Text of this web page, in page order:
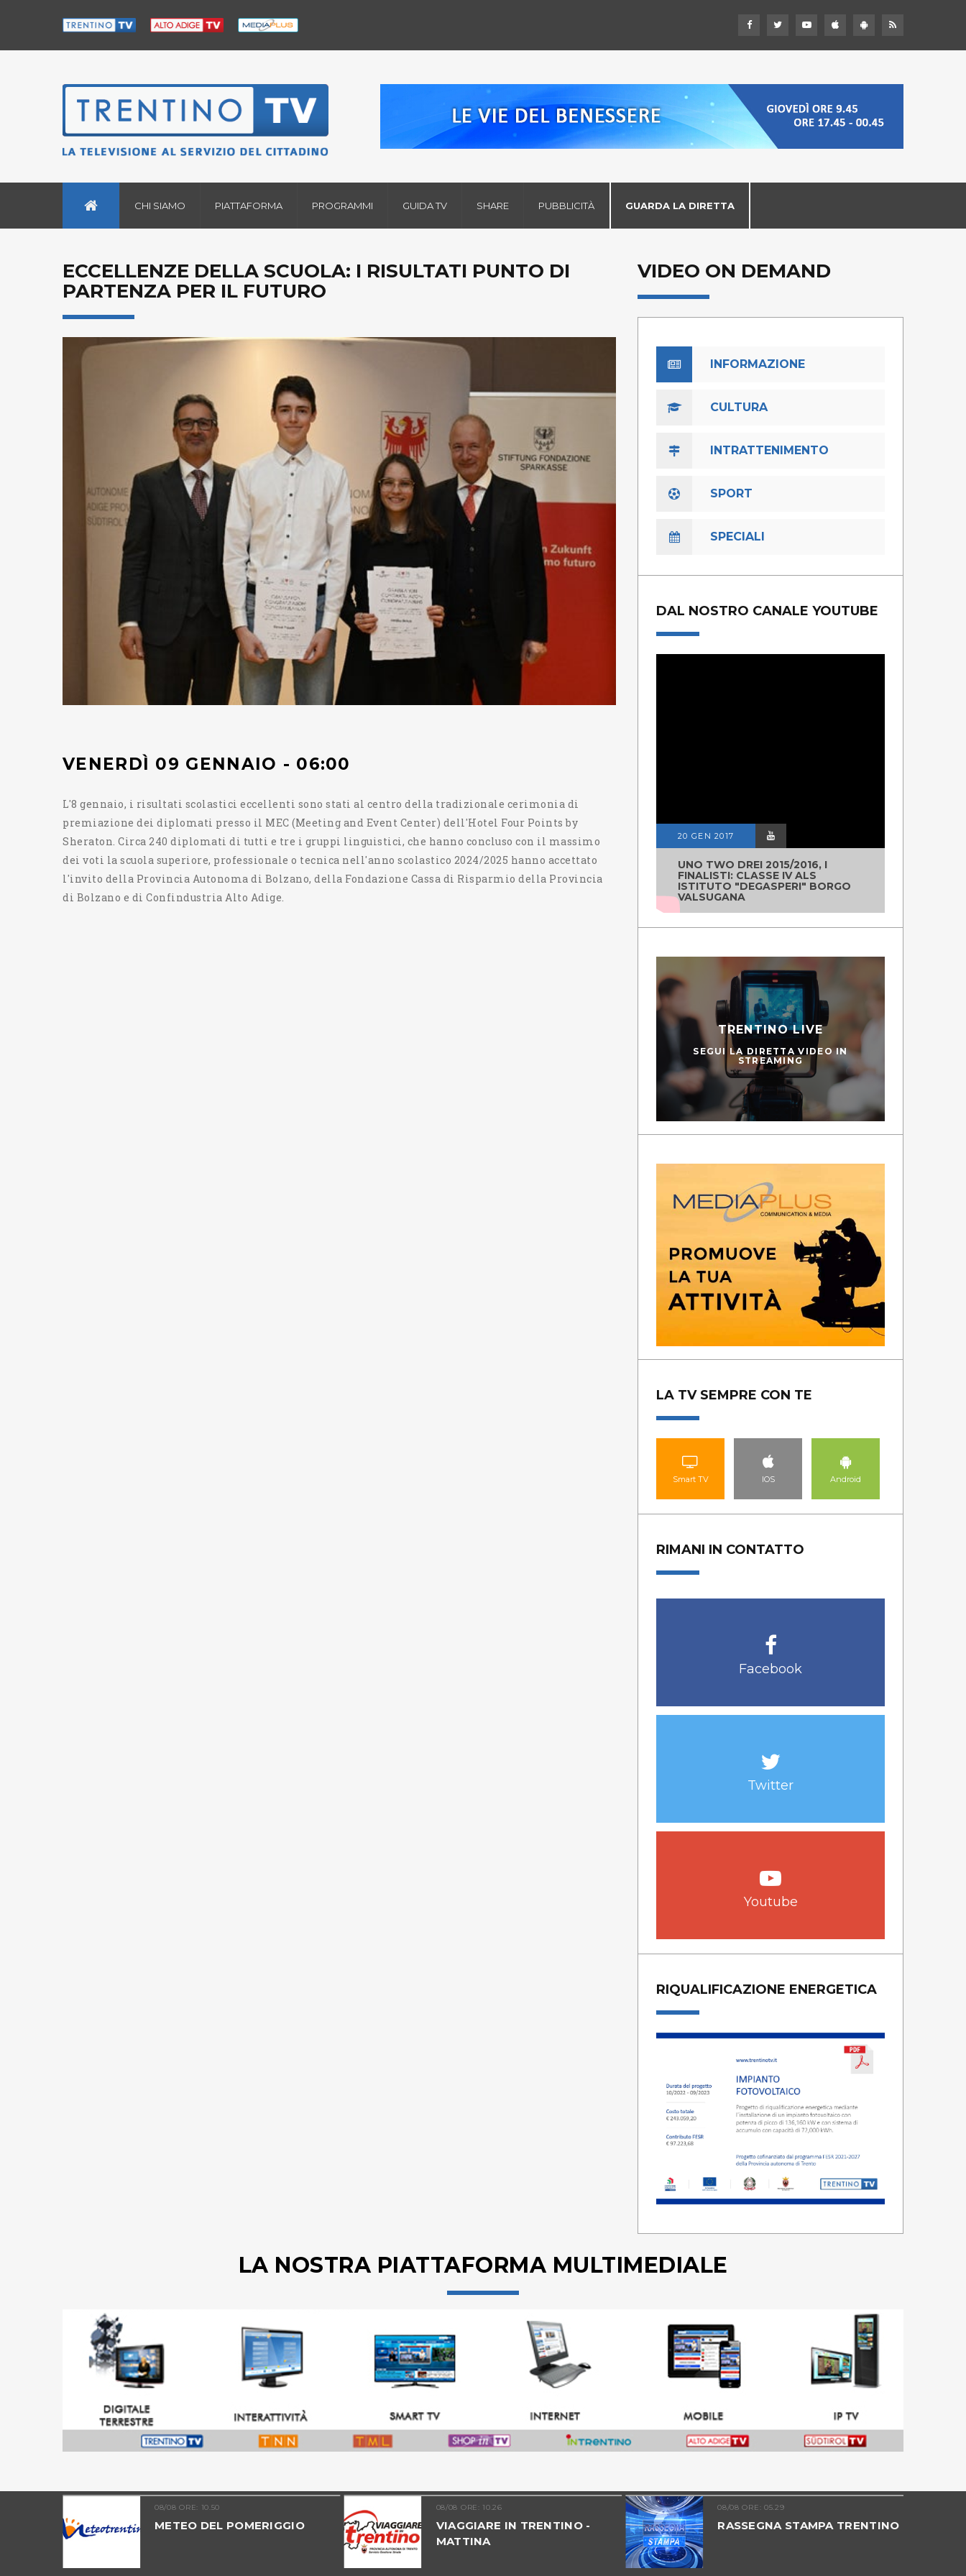
CHI SIAMO PIATTAFORMA PROGRAMMI GUIDA TV SHARE PUBBLICITÀ GUARDA LA DIRETTA
ECCELLENZE DELLA SCUOLA: I RISULTATI PUNTO DI
PARTENZA PER IL FUTURO
VENERDÌ 09 GENNAIO - 06:00
L'8 gennaio, i risultati scolastici eccellenti sono stati al centro della tradizionale cerimonia di
premiazione dei diplomati presso il MEC (Meeting and Event Center) dell'Hotel Four Points by
Sheraton. Circa 240 diplomati di tutti e tre i gruppi linguistici, che hanno concluso con il massimo
dei voti la scuola superiore, professionale o tecnica nell'anno scolastico 2024/2025 hanno accettato
l'invito della Provincia Autonoma di Bolzano, della Fondazione Cassa di Risparmio della Provincia
di Bolzano e di Confindustria Alto Adige.
VIDEO ON DEMAND
INFORMAZIONE
CULTURA
INTRATTENIMENTO
SPORT
SPECIALI
DAL NOSTRO CANALE YOUTUBE
20 GEN 2017
UNO TWO DREI 2015/2016, I
FINALISTI: CLASSE IV ALS
ISTITUTO "DEGASPERI" BORGO
VALSUGANA
TRENTINO LIVE
SEGUI LA DIRETTA VIDEO IN
STREAMING
LA TV SEMPRE CON TE
Smart TV IOS Android
RIMANI IN CONTATTO
Facebook
Twitter
Youtube
RIQUALIFICAZIONE ENERGETICA
LA NOSTRA PIATTAFORMA MULTIMEDIALE
08/08 ORE: 10.50
METEO DEL POMERIGGIO
08/08 ORE: 10.26
VIAGGIARE IN TRENTINO -
MATTINA
08/08 ORE: 05.29
RASSEGNA STAMPA TRENTINO